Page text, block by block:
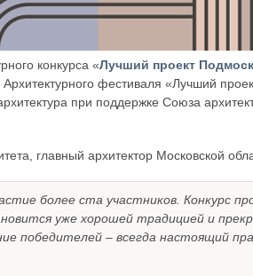
конкурса «Лучший проект
фестиваля «Лучший
при поддержке Союза
главный архитектор Московской
более ста участников. Конкурс
уже хорошей традицией и
победителей – всегда настоящий